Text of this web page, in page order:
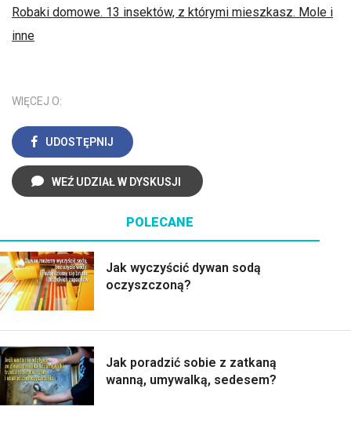
Robaki domowe. 13 insektów, z którymi mieszkasz. Mole i
inne
WIĘCEJ O:
UDOSTĘPNIJ
WEŹ UDZIAŁ W DYSKUSJI
POLECANE
Jak wyczyścić dywan sodą
oczyszczoną?
Jak poradzić sobie z zatkaną
wanną, umywalką, sedesem?